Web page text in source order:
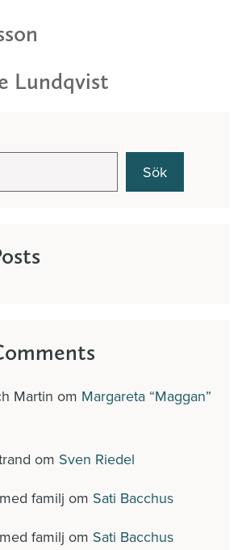
Lundqvist
Sök
Martin om Margareta “Maggan”
om Sven Riedel
familj om Sati Bacchus
familj om Sati Bacchus